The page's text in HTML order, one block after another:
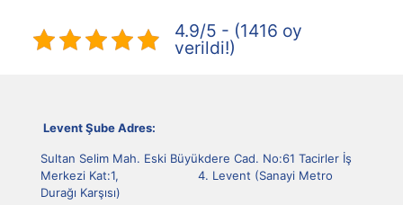
4.9/5 - (1416 oy
verildi!)
Levent Şube Adres:
Sultan Selim Mah. Eski Büyükdere Cad. No:61 Tacirler İş
Merkezi Kat:1, 4. Levent (Sanayi Metro
Durağı Karşısı)